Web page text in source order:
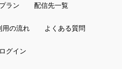
ラン 配信先一覧
用の流れ よくある質問
ログイン